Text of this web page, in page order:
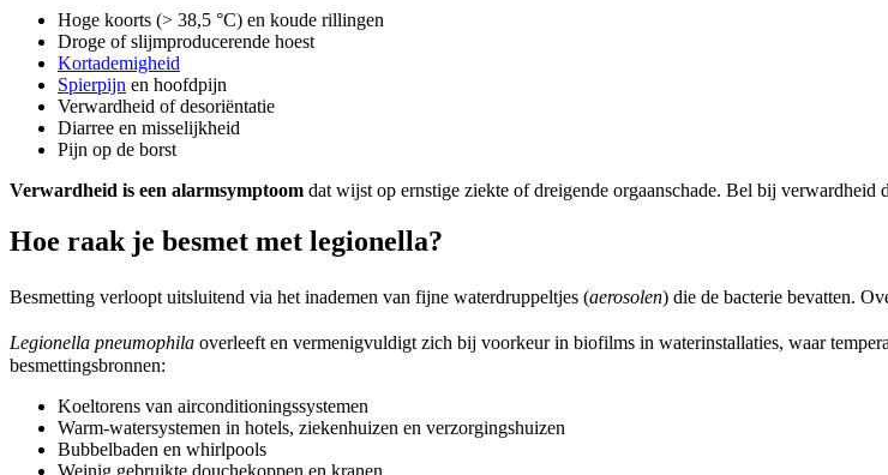
Hoge koorts (> 38,5 °C) en koude rillingen
Droge of slijmproducerende hoest
Kortademigheid
Spierpijn en hoofdpijn
Verwardheid of desoriëntatie
Diarree en misselijkheid
Pijn op de borst
Verwardheid is een alarmsymptoom dat wijst op ernstige ziekte of dreigende orgaanschade. Bel bij verwardheid
Hoe raak je besmet met legionella?
Besmetting verloopt uitsluitend via het inademen van fijne waterdruppeltjes (aerosolen) die de bacterie bevatten.
Legionella pneumophila overleeft en vermenigvuldigt zich bij voorkeur in biofilms in waterinstallaties, waar
besmettingsbronnen:
Koeltorens van airconditioningssystemen
Warm-watersystemen in hotels, ziekenhuizen en verzorgingshuizen
Bubbelbaden en whirlpools
Weinig gebruikte douchekoppen en kranen